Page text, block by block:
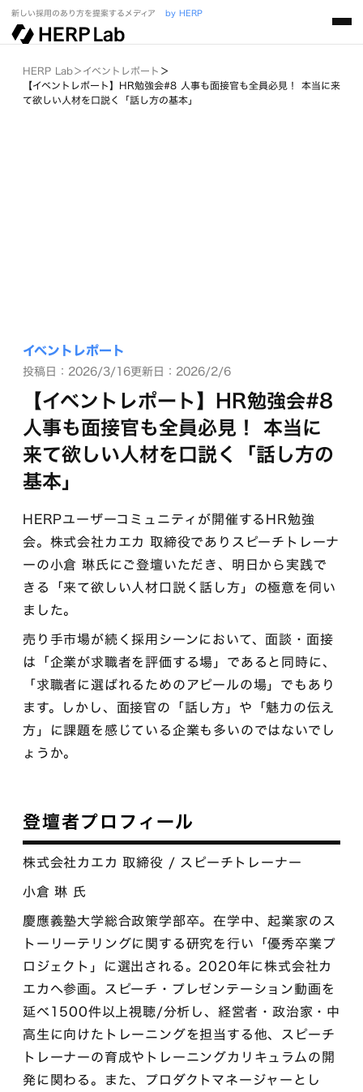
新しい採用のあり方を提案するメディア by HERP
HERP Lab＞イベントレポート ＞
【イベントレポート】HR勉強会#8 人事も面接官も全員必見！ 本当に来
て欲しい人材を口説く「話し方の基本」
イベントレポート
投稿日：2026/3/16更新日：2026/2/6
【イベントレポート】HR勉強会#8
人事も面接官も全員必見！ 本当に
来て欲しい人材を口説く「話し方の
基本」
HERPユーザーコミュニティが開催するHR勉強
会。株式会社カエカ 取締役でありスピーチトレーナ
ーの小倉 琳氏にご登壇いただき、明日から実践で
きる「来て欲しい人材口説く話し方」の極意を伺い
ました。
売り手市場が続く採用シーンにおいて、面談・面接
は「企業が求職者を評価する場」であると同時に、
「求職者に選ばれるためのアピールの場」でもあり
ます。しかし、面接官の「話し方」や「魅力の伝え
方」に課題を感じている企業も多いのではないでし
ょうか。
登壇者プロフィール
株式会社カエカ 取締役 / スピーチトレーナー
小倉 琳 氏
慶應義塾大学総合政策学部卒。在学中、起業家のス
トーリーテリングに関する研究を行い「優秀卒業プ
ロジェクト」に選出される。2020年に株式会社カ
エカへ参画。スピーチ・プレゼンテーション動画を
延べ1500件以上視聴/分析し、経営者・政治家・中
高生に向けたトレーニングを担当する他、スピーチ
トレーナーの育成やトレーニングカリキュラムの開
発に関わる。また、プロダクトマネージャーとし